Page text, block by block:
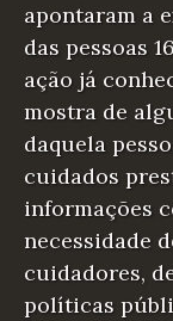
apontaram a
das pessoas
ação já
mostra de
daquela
cuidados
informações
necessidade
cuidadores,
políticas